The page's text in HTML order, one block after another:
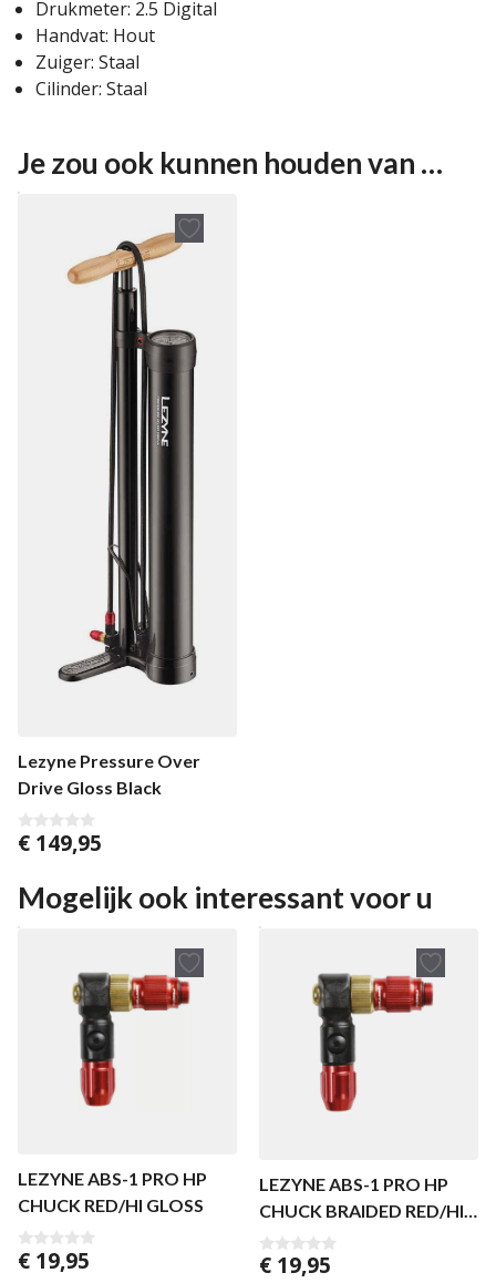
Drukmeter: 2.5 Digital
Handvat: Hout
Zuiger: Staal
Cilinder: Staal
Je zou ook kunnen houden van …
Lezyne Pressure Over
Drive Gloss Black
0
n
5
€ 149,95
Mogelijk ook interessant voor u
LEZYNE ABS-1 PRO HP
CHUCK RED/HI GLOSS
0
v
€ 19,95
LEZYNE ABS-1 PRO HP
CHUCK BRAIDED RED/HI
GLOSS
0
€ 19,95